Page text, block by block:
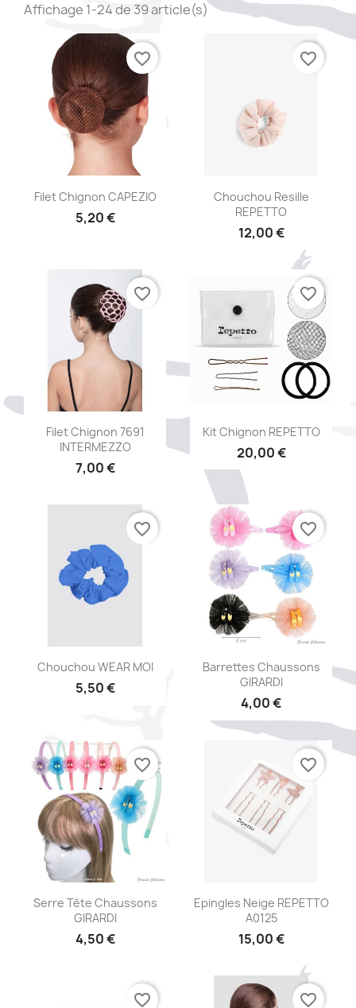
Affichage 1-24 de 39 article(s)
Aperçu rapide
Filet Chignon CAPEZIO
5,20 €
favorite_border
Aperçu rapide
Chouchou Resille
REPETTO
12,00 €
favorite_border
Aperçu rapide
Filet Chignon 7691
INTERMEZZO
7,00 €
favorite_border
Aperçu rapide
Kit Chignon REPETTO
20,00 €
favorite_border
Aperçu rapide
Chouchou WEAR MOI
5,50 €
favorite_border
Aperçu rapide
Barrettes Chaussons
GIRARDI
4,00 €
favorite_border
Aperçu rapide
Serre Tête Chaussons
GIRARDI
4,50 €
favorite_border
Aperçu rapide
Epingles Neige REPETTO
A0125
15,00 €
favorite_border
favorite_border favorite_border